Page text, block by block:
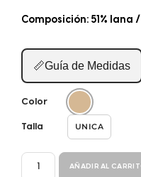
Composición: 51% lana
📏Guía de Medidas
Color
Talla UNICA
COLLAR
AÑADIR AL